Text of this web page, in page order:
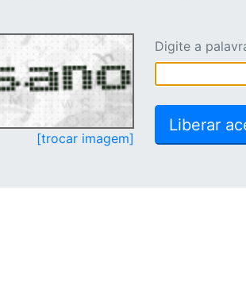
[trocar imagem]
Digite a